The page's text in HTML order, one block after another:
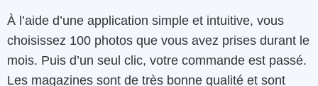
À l’aide d’une application simple et intuitive, vous
choisissez 100 photos que vous avez prises durant le
mois. Puis d’un seul clic, votre commande est passé.
Les magazines sont de très bonne qualité et sont